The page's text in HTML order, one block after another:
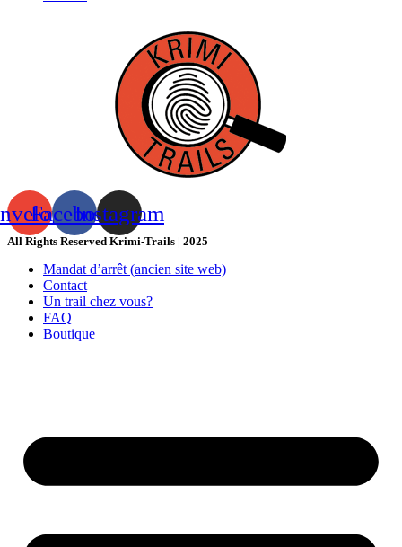
FacebookInstagram
All Rights Reserved Krimi-Trails | 2025
Mandat d’arrêt (ancien site web)
Contact
Un trail chez vous?
FAQ
Boutique